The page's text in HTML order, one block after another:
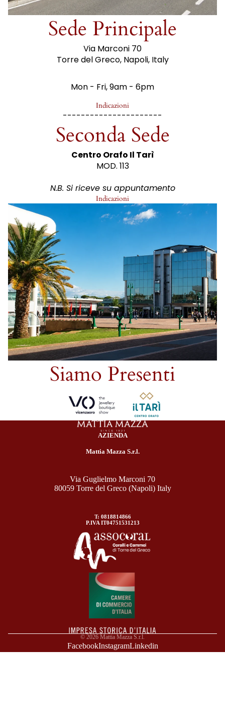
Sede Principale
Via Marconi 70
Torre del Greco, Napoli, Italy
Mon - Fri, 9am - 6pm
Indicazioni
----------------------
Seconda Sede
Centro Orafo Il Tarì
MOD. 113
N.B. Si riceve su appuntamento
Indicazioni
Siamo Presenti
AZIENDA
Mattia Mazza S.r.l.
Via Guglielmo Marconi 70
80059 Torre del Greco (Napoli) Italy
T: 0818814866
P.IVA IT04751531213
© 2026 Mattia Mazza S.r.l.
FacebookInstagramLinkedin